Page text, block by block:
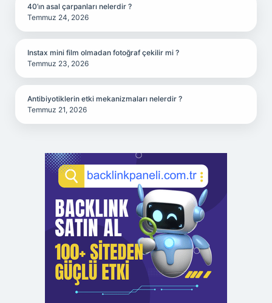
40’ın asal çarpanları nelerdir ?
Temmuz 24, 2026
Instax mini film olmadan fotoğraf çekilir mi ?
Temmuz 23, 2026
Antibiyotiklerin etki mekanizmaları nelerdir ?
Temmuz 21, 2026